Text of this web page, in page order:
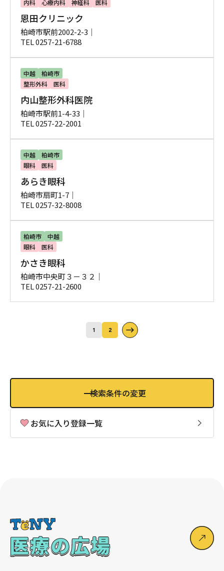
内科
心療内科 神経科 医科
恩田クリニック
柏崎市駅前2002-2-3｜
TEL 0257-21-6788
中越
柏崎市
整形外科
医科
内山整形外科医院
柏崎市駅前1-4-33｜
TEL 0257-22-2001
中越
柏崎市
眼科
医科
あらき眼科
柏崎市扇町1-7｜
TEL 0257-32-8008
柏崎市
中越
眼科
医科
かさき眼科
柏崎市中央町３－３２｜
TEL 0257-21-2600
1 2
検索条件の変更
お気に入り登録一覧